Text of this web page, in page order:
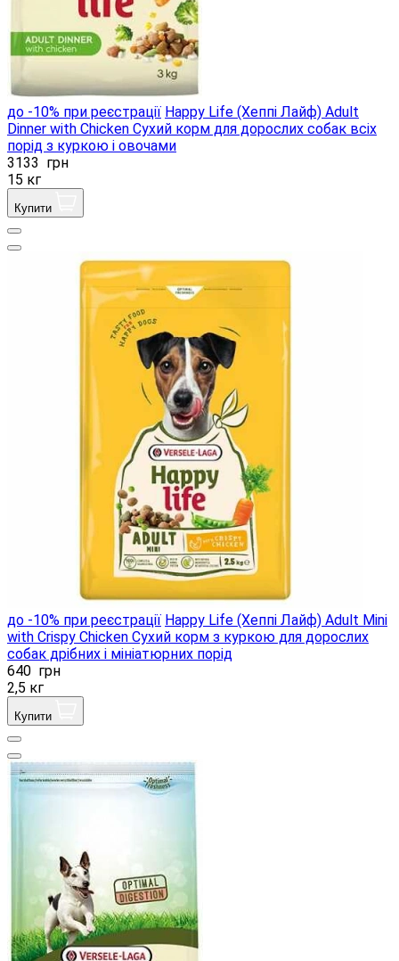
до -10% при реєстрації Happy Life (Хеппі Лайф) Adult
Dinner with Chicken Сухий корм для дорослих собак всіх
порід з куркою і овочами
3133 грн
15 кг
Купити
до -10% при реєстрації Happy Life (Хеппі Лайф) Adult Mini
with Crispy Chicken Сухий корм з куркою для дорослих
собак дрібних і мініатюрних порід
640 грн
2,5 кг
Купити